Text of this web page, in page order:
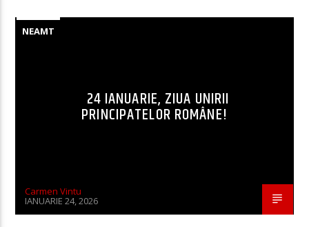
NEAMT
24 IANUARIE, ZIUA UNIRII
PRINCIPATELOR ROMÂNE!
Carmen Vintu
IANUARIE 24, 2026